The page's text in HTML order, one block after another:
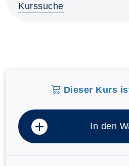
Kurssuche
Dieser Kurs
In den